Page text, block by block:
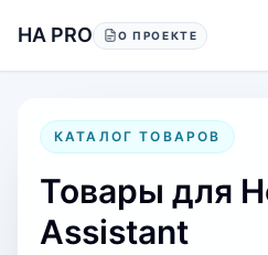
HA PRO О ПРОЕКТЕ
КАТАЛОГ ТОВАРОВ
Товары для
Assistant